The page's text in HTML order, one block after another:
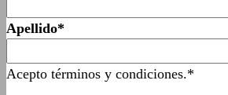
Apellido*
Acepto términos y condiciones.*